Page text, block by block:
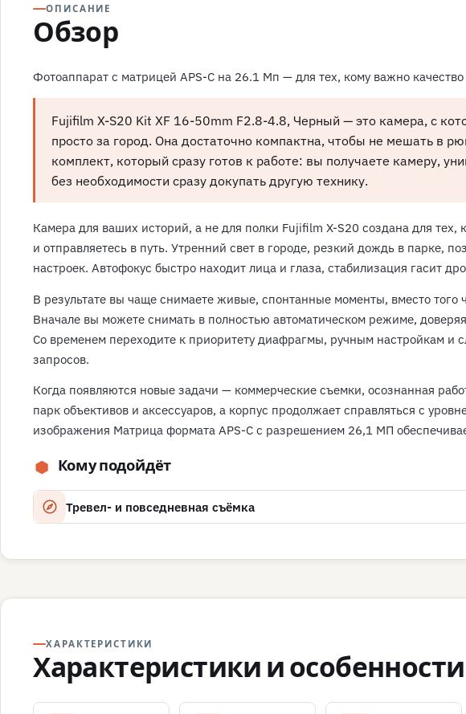
ОПИСАНИЕ
Обзор
Фотоаппарат с матрицей APS-C на 26.1 Мп — для тех, кому важно качество
Fujifilm X-S20 Kit XF 16-50mm F2.8-4.8, Черный — это камера, с
просто за город. Она достаточно компактна, чтобы не мешать в
комплект, который сразу готов к работе: вы получаете камеру,
без необходимости сразу докупать другую технику.
Камера для ваших историй, а не для полки Fujifilm X-S20 создана для тех,
и отправляетесь в путь. Утренний свет в городе, резкий дождь в парке,
настроек. Автофокус быстро находит лица и глаза, стабилизация гасит
В результате вы чаще снимаете живые, спонтанные моменты, вместо
Вначале вы можете снимать в полностью автоматическом режиме,
Со временем переходите к приоритету диафрагмы, ручным настройкам
запросов.
Когда появляются новые задачи — коммерческие съемки, осознанная
парк объективов и аксессуаров, а корпус продолжает справляться с
изображения Матрица формата APS-C с разрешением 26,1 МП
Кому подойдёт
Тревел- и повседневная съёмка
ХАРАКТЕРИСТИКИ
Характеристики и особенности